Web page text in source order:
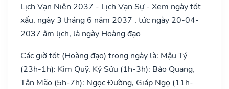
Lịch Vạn Niên 2037 - Lịch Vạn Sự - Xem ngày tốt
xấu, ngày 3 tháng 6 năm 2037 , tức ngày 20-04-
2037 âm lịch, là ngày Hoàng đạo
Các giờ tốt (Hoàng đạo) trong ngày là: Mậu Tý
(23h-1h): Kim Quỹ, Kỷ Sửu (1h-3h): Bảo Quang,
Tân Mão (5h-7h): Ngọc Đường, Giáp Ngọ (11h-